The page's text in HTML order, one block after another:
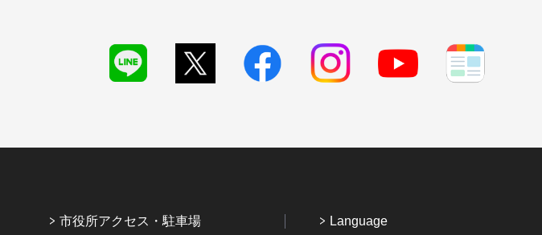
市役所アクセス・駐車場 Language